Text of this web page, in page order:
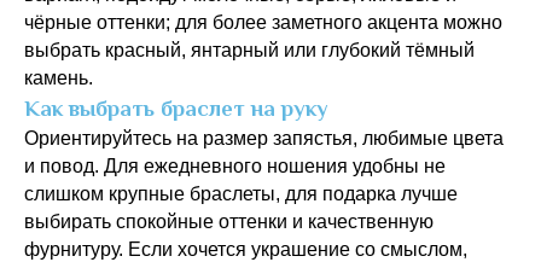
чёрные оттенки; для более заметного акцента можно
выбрать красный, янтарный или глубокий тёмный
камень.
Как выбрать браслет на руку
Ориентируйтесь на размер запястья, любимые цвета
и повод. Для ежедневного ношения удобны не
слишком крупные браслеты, для подарка лучше
выбирать спокойные оттенки и качественную
фурнитуру. Если хочется украшение со смыслом,